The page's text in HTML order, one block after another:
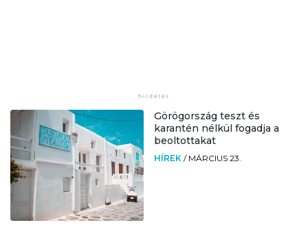
Görögország teszt és
karantén nélkül fogadja a
beoltottakat
HÍREK / MÁRCIUS 23.